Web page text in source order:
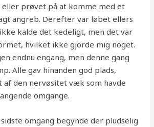
prøvet på at komme med et
angreb. Derefter var løbet ellers
kalde det kedeligt, men det var
hvilket ikke gjorde mig noget.
endnu engang, men denne gang
Alle gav hinanden god plads,
af den nervøsitet væk som havde
omgange.
omgang begynde der pludselig